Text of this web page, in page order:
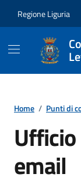
Regione Liguria
Home / Punti di
email